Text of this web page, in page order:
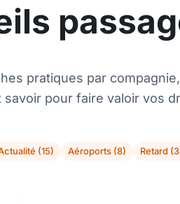
pratiques par compagnie,
pour faire valoir vos
(15) Aéroports (8) Retard